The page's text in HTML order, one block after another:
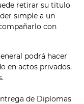
retirar su titulo
simple a un
con
podrá hacer
en actos privados,
de Diplomas